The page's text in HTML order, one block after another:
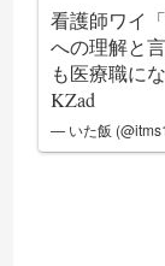
看護師ワイ
への理解と
も医療職に
KZad
— いた飯